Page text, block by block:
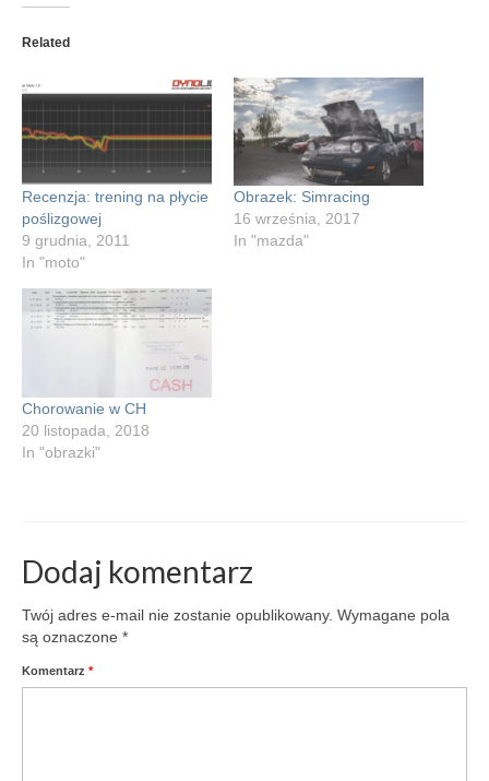
(Opens
new
window)
Related
Recenzja: trening na płycie
poślizgowej
9 grudnia, 2011
In "moto"
Obrazek: Simracing
16 września, 2017
In "mazda"
Chorowanie w CH
20 listopada, 2018
In "obrazki"
Dodaj komentarz
Twój adres e-mail nie zostanie opublikowany. Wymagane pola
są oznaczone *
Komentarz *